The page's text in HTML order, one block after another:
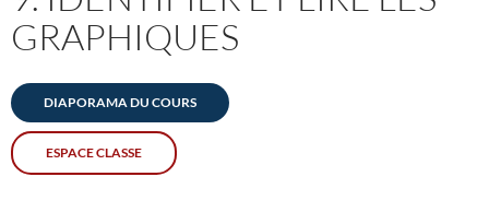
GRAPHIQUES
DIAPORAMA DU COURS
ESPACE CLASSE